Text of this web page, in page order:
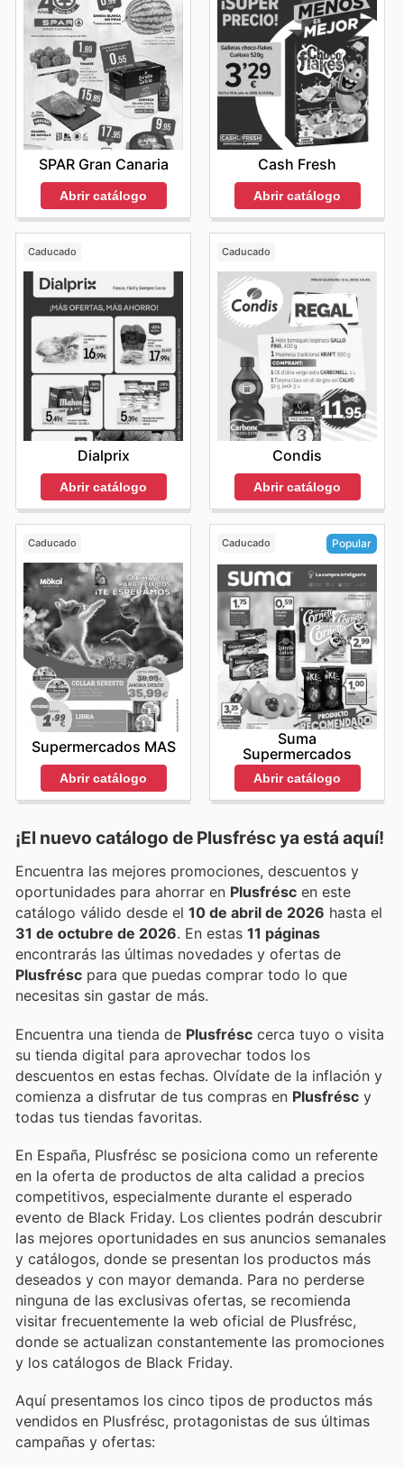
SPAR Gran Canaria
Abrir catálogo
Cash Fresh
Abrir catálogo
Caducado
Dialprix
Abrir catálogo
Caducado
Condis
Abrir catálogo
Caducado
Supermercados MAS
Abrir catálogo
Caducado Popular
Suma
Supermercados
Abrir catálogo
¡El nuevo catálogo de Plusfréscya está aquí!
Encuentra las mejores promociones, descuentos y
oportunidades para ahorrar en Plusfrésc en este
catálogo válido desde el 10 de abril de 2026 hasta el
31 de octubre de 2026 . En estas 11 páginas
encontrarás las últimas novedades y ofertas de
Plusfrésc para que puedas comprar todo lo que
necesitas sin gastar de más.
Encuentra una tienda de Plusfrésc cerca tuyo o visita
su tienda digital para aprovechar todos los
descuentos en estas fechas. Olvídate de la inflación y
comienza a disfrutar de tus compras en Plusfrésc y
todas tus tiendas favoritas.
En España, Plusfrésc se posiciona como un referente
en la oferta de productos de alta calidad a precios
competitivos, especialmente durante el esperado
evento de Black Friday. Los clientes podrán descubrir
las mejores oportunidades en sus anuncios semanales
y catálogos, donde se presentan los productos más
deseados y con mayor demanda. Para no perderse
ninguna de las exclusivas ofertas, se recomienda
visitar frecuentemente la web oficial de Plusfrésc,
donde se actualizan constantemente las promociones
y los catálogos de Black Friday.
Aquí presentamos los cinco tipos de productos más
vendidos en Plusfrésc, protagonistas de sus últimas
campañas y ofertas: